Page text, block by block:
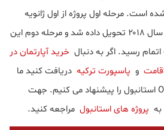
مرحله اول پروژه از اول ژانویه
۲۰۱۶ آغاز شده و در دسامبر سال ۲۰۱۸ تحویل داده شد و مرحله دوم این
خرید آپارتمان در
و پاسپورت ترکیه دریافت کنید ما
به شما پروژه Onur park life استانبول را پیشنهاد می کنیم. جهت
پروژه های استانبول مراجعه کنید.